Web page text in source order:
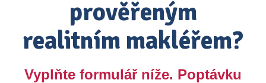
prověřeným
realitním makléřem?
Vyplňte formulář níže. Poptávku